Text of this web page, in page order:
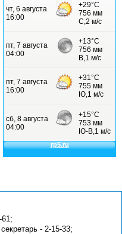
61;
- 2-15-33;